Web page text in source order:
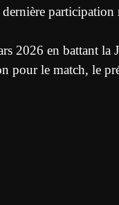
dernière
2026 en battant la
le match, le